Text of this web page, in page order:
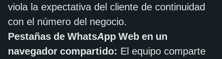
viola la expectativa del cliente de continuidad
con el número del negocio.
Pestañas de WhatsApp Web en un
navegador compartido: El equipo comparte